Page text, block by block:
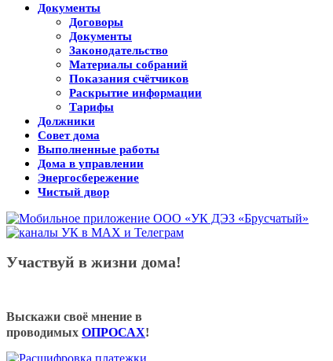
Документы
Договоры
Документы
Законодательство
Материалы собраний
Показания счётчиков
Раскрытие информации
Тарифы
Должники
Совет дома
Выполненные работы
Дома в управлении
Энергосбережение
Чистый двор
Участвуй в жизни дома!
Выскажи своё мнение в
проводимых ОПРОСАХ!